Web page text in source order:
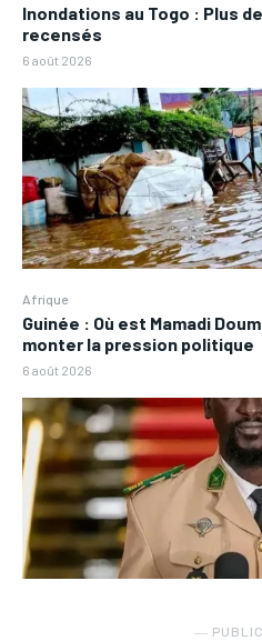
Inondations au Togo : Plus
recensés
6 août 2026
Afrique
Guinée : Où est Mamadi
monter la pression politique
6 août 2026
―